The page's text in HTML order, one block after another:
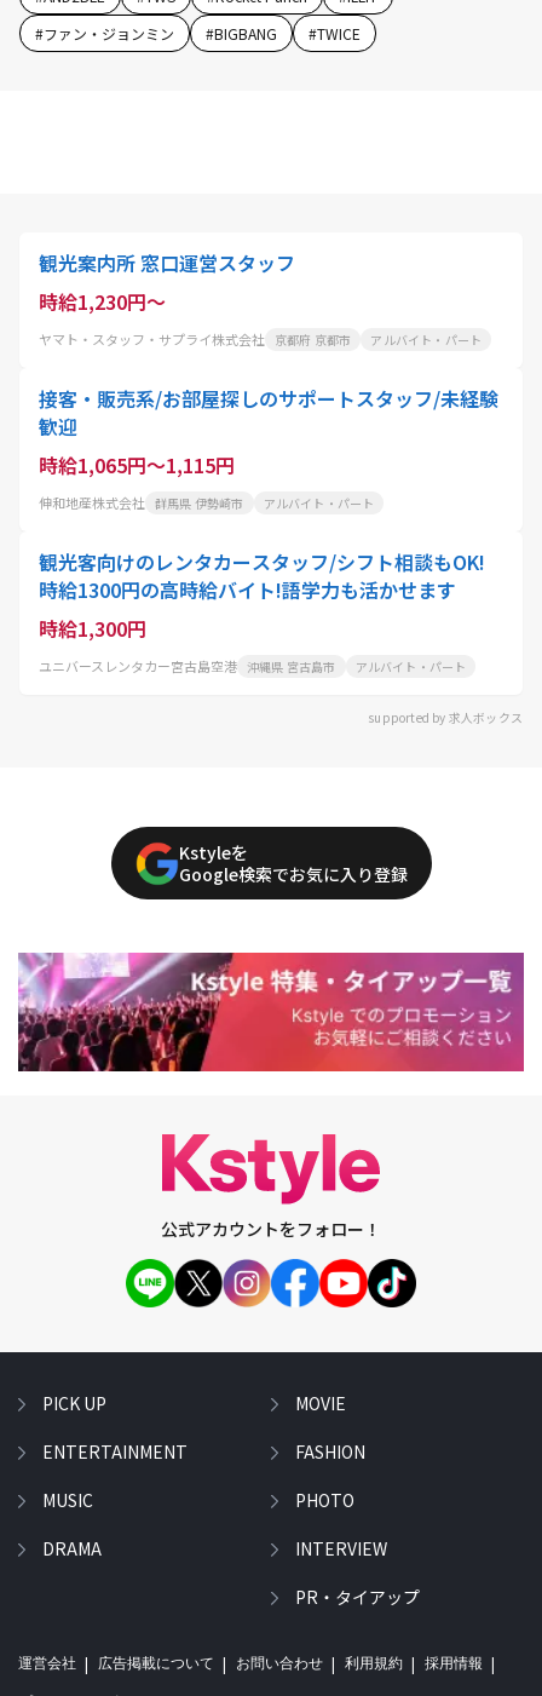
#ファン・ジョンミン #BIGBANG #TWICE
観光案内所 窓口運営スタッフ
時給1,230円～
ヤマト・スタッフ・サプライ株式会社 京都府 京都市 アルバイト・パート
接客・販売系/お部屋探しのサポートスタッフ/未経験
歓迎
時給1,065円～1,115円
伸和地産株式会社 群馬県 伊勢崎市 アルバイト・パート
観光客向けのレンタカースタッフ/シフト相談もOK!
時給1300円の高時給バイト!語学力も活かせます
時給1,300円
ユニバースレンタカー宮古島空港 沖縄県 宮古島市 アルバイト・パート
supported by 求人ボックス
Kstyleを
Google検索でお気に入り登録
公式アカウントをフォロー！
PICK UP
ENTERTAINMENT
MUSIC
DRAMA
MOVIE
FASHION
PHOTO
INTERVIEW
PR・タイアップ
運営会社 広告掲載について お問い合わせ 利用規約 採用情報